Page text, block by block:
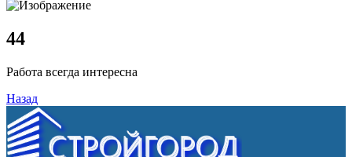
44
Работа всегда интересна
Назад